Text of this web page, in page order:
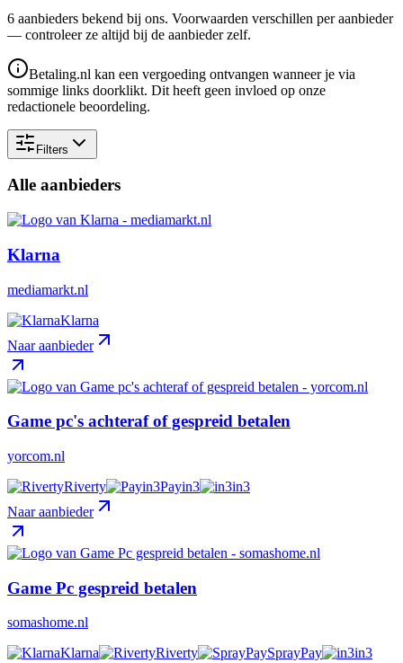
6 aanbieders bekend bij ons. Voorwaarden verschillen per aanbieder
— controleer ze altijd bij de aanbieder zelf.
Betaling.nl kan een vergoeding ontvangen wanneer je via
sommige links doorklikt. Dit heeft geen invloed op onze
redactionele beoordeling.
Filters
Alle aanbieders
Klarna
mediamarkt.nl
Klarna
Naar aanbieder
Game pc's achteraf of gespreid betalen
yorcom.nl
Riverty
Payin3
in3
Naar aanbieder
Game Pc gespreid betalen
somashome.nl
Klarna
Riverty SprayPay
in3